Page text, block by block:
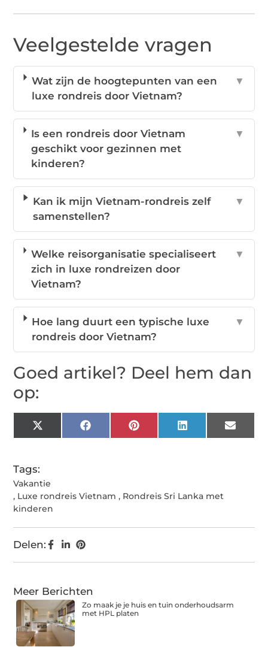
Veelgestelde vragen
Wat zijn de hoogtepunten van een
luxe rondreis door Vietnam?
▼
Is een rondreis door Vietnam
geschikt voor gezinnen met
kinderen?
▼
Kan ik mijn Vietnam-rondreis zelf
samenstellen?
▼
Welke reisorganisatie specialiseert
zich in luxe rondreizen door
Vietnam?
▼
Hoe lang duurt een typische luxe
rondreis door Vietnam?
▼
Goed artikel? Deel hem dan
op:
X
(Twitter)
FacebookPinterestLinkedIn Email
Tags:
Vakantie
, Luxe rondreis Vietnam , Rondreis Sri Lanka met
kinderen
Delen:
Meer Berichten
Zo maak je je huis en tuin onderhoudsarm
met HPL platen